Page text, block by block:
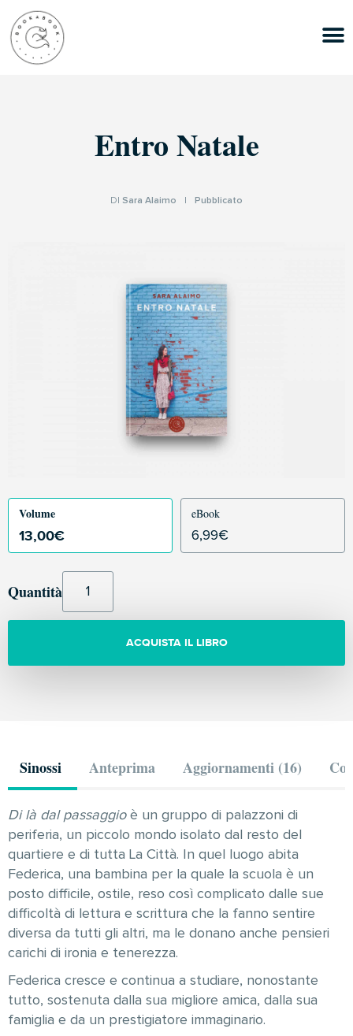
Entro Natale
DI Sara Alaimo Pubblicato
Volume
13,00€
eBook
6,99€
Quantità
ACQUISTA IL LIBRO
Sinossi Anteprima Aggiornamenti (16)
Di là dal passaggio è un gruppo di palazzoni di
periferia, un piccolo mondo isolato dal resto del
quartiere e di tutta La Città. In quel luogo abita
Federica, una bambina per la quale la scuola è un
posto difficile, ostile, reso così complicato dalle sue
difficoltà di lettura e scrittura che la fanno sentire
diversa da tutti gli altri, ma le donano anche pensieri
carichi di ironia e tenerezza.
Federica cresce e continua a studiare, nonostante
tutto, sostenuta dalla sua migliore amica, dalla sua
famiglia e da un prestigiatore immaginario.